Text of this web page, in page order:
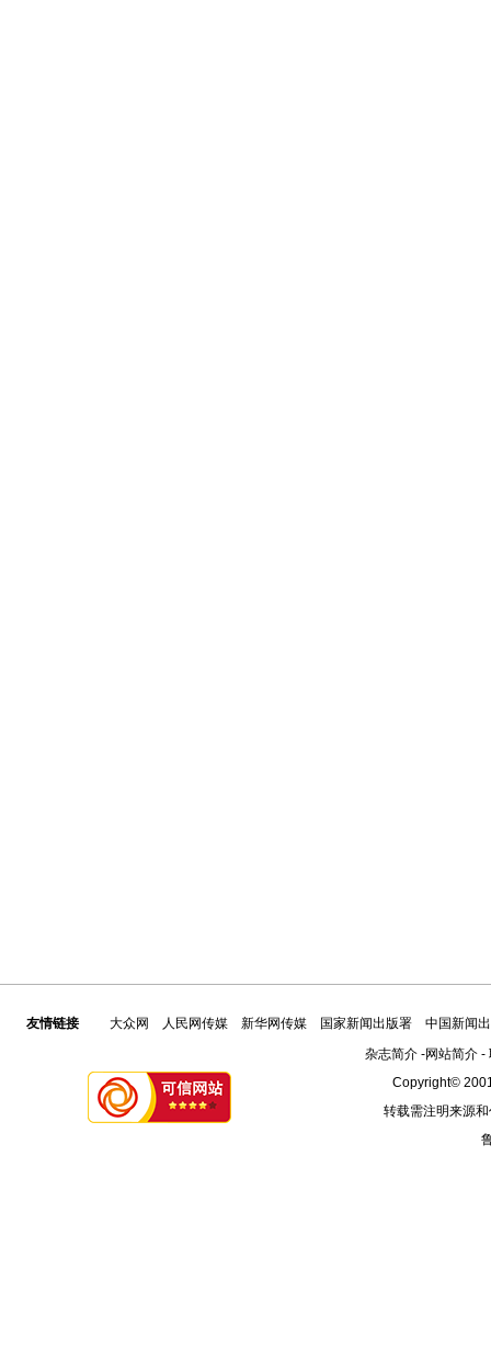
友情链接 大众网 人民网传媒 新华网传媒 国家新闻出版署
中国新闻
杂志简介-网站简介-
Copyright©
转载需注明来源